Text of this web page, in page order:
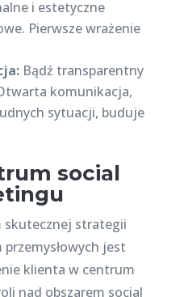
i estetyczne
Pierwsze wrażenie
Bądź transparentny
komunikacja,
sytuacji, buduje
social
skutecznej strategii
jest
klienta w centrum
nad obszarem social